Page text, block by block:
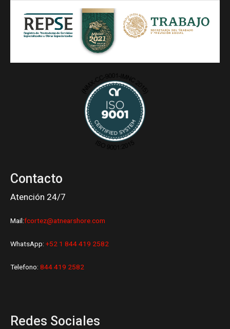
Contacto
Atención 24/7
Mail:fcortez@atnearshore.com
WhatsApp: +52 1 844 419 2582
Telefono: 844 419 2582
Redes Sociales